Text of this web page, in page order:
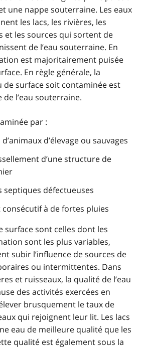
une nappe souterraine. Les eaux
les lacs, les rivières, les
et les sources qui sortent de
de l’eau souterraine. En
est majoritairement puisée
En règle générale, la
de surface soit contaminée est
de l’eau souterraine.
par :
d’élevage ou sauvages
d’une structure de
septiques défectueuses
à de fortes pluies
surface sont celles dont les
sont les plus variables,
subir l’influence de sources de
ou intermittentes. Dans
et ruisseaux, la qualité de l’eau
des activités exercées en
brusquement le taux de
qui rejoignent leur lit. Les lacs
eau de meilleure qualité que les
qualité est également sous la